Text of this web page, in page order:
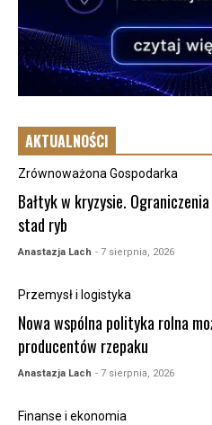
AKTUALNOŚCI
Zrównoważona Gospodarka
Bałtyk w kryzysie.
stad ryb
Anastazja Lach - 7 sierpnia, 2026
Przemysł i logistyka
Nowa wspólna polityka rolna
producentów rzepaku
Anastazja Lach - 7 sierpnia, 2026
Finanse i ekonomia